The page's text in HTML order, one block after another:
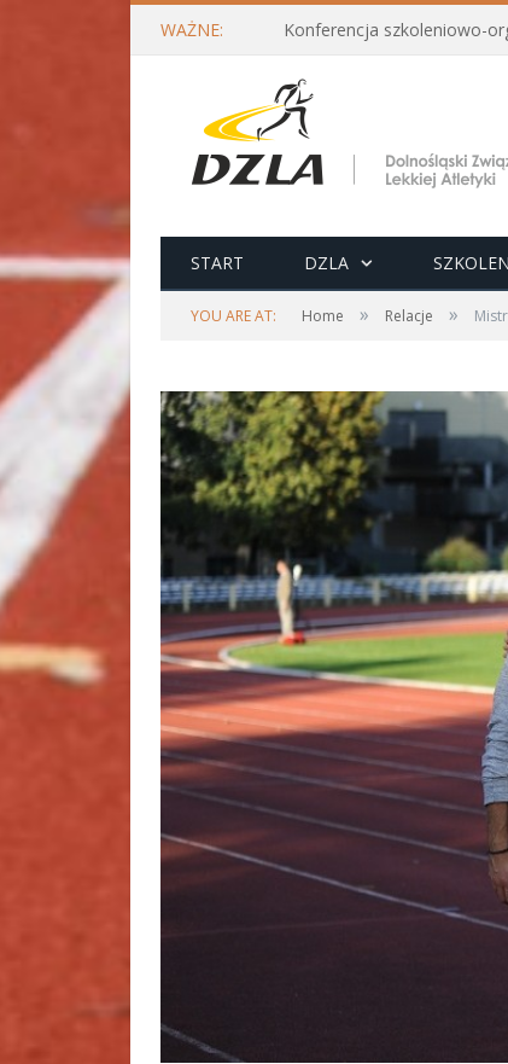
WAŻNE:
START DZLA
YOU ARE AT: Home » Relacje »